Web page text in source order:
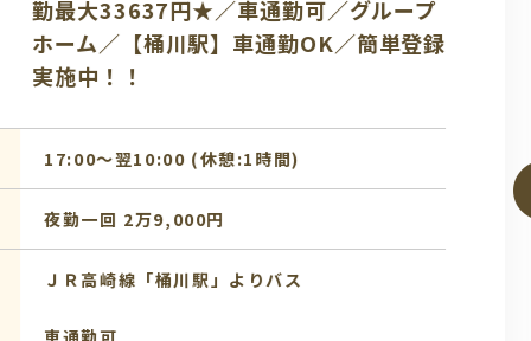
時給1700☆グループホームにて
大募集♪
16:00 (休憩:1時間)
円
線「桶川」駅より 朝日バス「桶川
乗車14分 「みの木」バス停下車 徒